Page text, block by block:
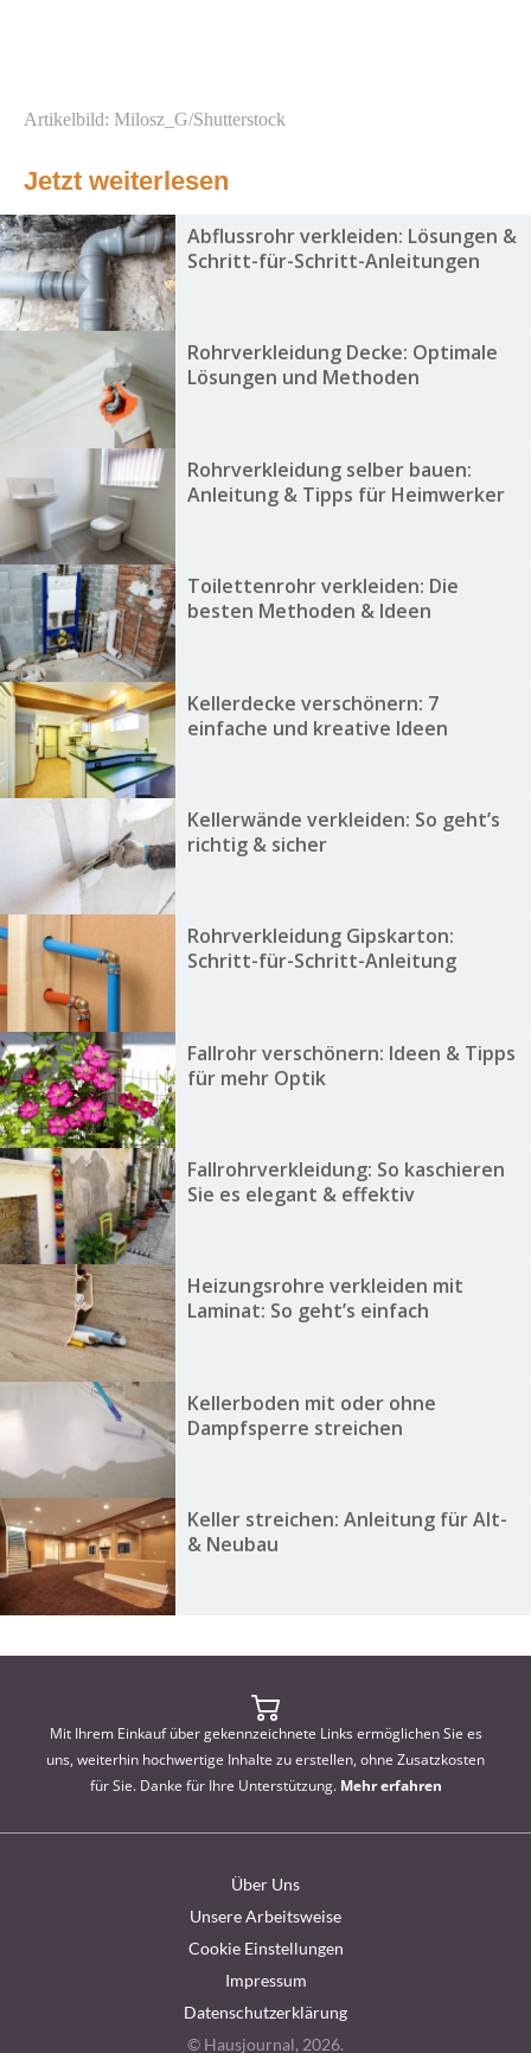
Artikelbild: Milosz_G/Shutterstock
Jetzt weiterlesen
Abflussrohr verkleiden: Lösungen &
Schritt-für-Schritt-Anleitungen
Rohrverkleidung Decke: Optimale
Lösungen und Methoden
Rohrverkleidung selber bauen:
Anleitung & Tipps für Heimwerker
Toilettenrohr verkleiden: Die
besten Methoden & Ideen
Kellerdecke verschönern: 7
einfache und kreative Ideen
Kellerwände verkleiden: So geht’s
richtig & sicher
Rohrverkleidung Gipskarton:
Schritt-für-Schritt-Anleitung
Fallrohr verschönern: Ideen & Tipps
für mehr Optik
Fallrohrverkleidung: So kaschieren
Sie es elegant & effektiv
Heizungsrohre verkleiden mit
Laminat: So geht’s einfach
Kellerboden mit oder ohne
Dampfsperre streichen
Keller streichen: Anleitung für Alt-
& Neubau
Mit Ihrem Einkauf über gekennzeichnete Links ermöglichen Sie es
uns, weiterhin hochwertige Inhalte zu erstellen, ohne Zusatzkosten
für Sie. Danke für Ihre Unterstützung. Mehr erfahren
Über Uns
Unsere Arbeitsweise
Cookie Einstellungen
Impressum
Datenschutzerklärung
© Hausjournal, 2026.